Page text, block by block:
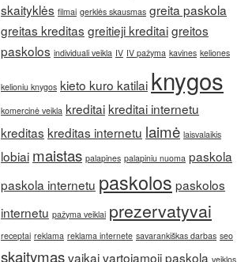
skaityklės filmai gerklės skausmas greita paskola
greitas kreditas greitieji kreditaigreitos
paskolos individuali veikla IV IV pažyma kavines keliones
kelioniu knygos kieto kuro katilai knygos
komercinė veikla kreditai kreditai internetu
kreditas kreditas internetu laimė laisvalaikis
lobiai maistas palapines palapiniu nuoma paskola
paskola internetu paskolos paskolos
internetu pažyma veiklai prezervatyvai
receptai reklama reklama internete savarankiškas darbas seo
skaitymasvaikaivartojamoji paskola veiklos